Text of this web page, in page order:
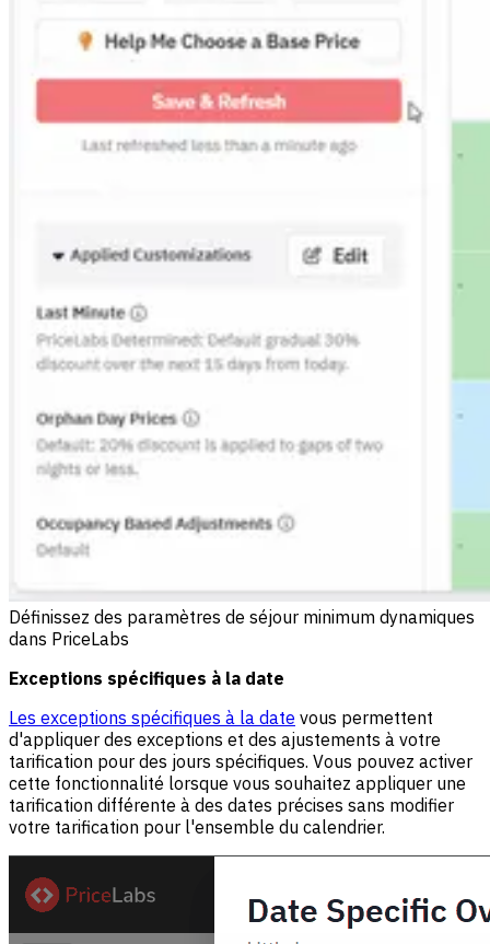
Définissez des paramètres de séjour minimum dynamiques
dans PriceLabs
Exceptions spécifiques à la date
Les exceptions spécifiques à la date vous permettent
d'appliquer des exceptions et des ajustements à votre
tarification pour des jours spécifiques. Vous pouvez activer
cette fonctionnalité lorsque vous souhaitez appliquer une
tarification différente à des dates précises sans modifier
votre tarification pour l'ensemble du calendrier.